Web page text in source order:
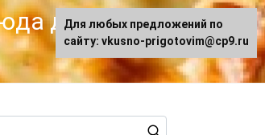
для
Для любых предложений по
сайту: vkusno-prigotovim@cp9.ru